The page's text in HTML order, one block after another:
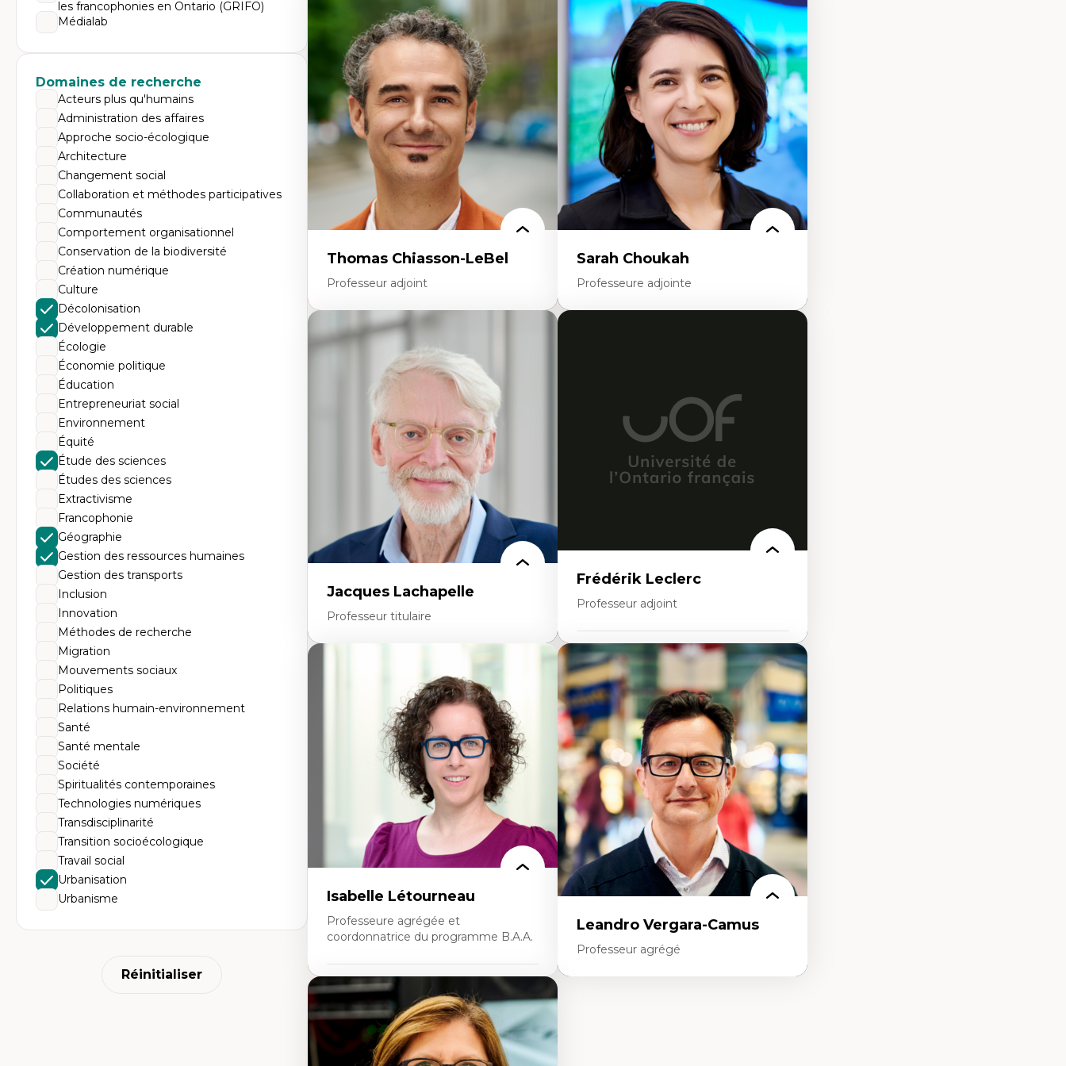
les francophonies en Ontario (GRIFO)
Médialab
Domaines de recherche
Acteurs plus qu'humains
Administration des affaires
Approche socio-écologique
Architecture
Changement social
Collaboration et méthodes participatives
Communautés
Comportement organisationnel
Conservation de la biodiversité
Création numérique
Culture
Décolonisation
Développement durable
Écologie
Économie politique
Éducation
Entrepreneuriat social
Environnement
Équité
Étude des sciences
Études des sciences
Extractivisme
Francophonie
Géographie
Gestion des ressources humaines
Gestion des transports
Inclusion
Innovation
Méthodes de recherche
Migration
Mouvements sociaux
Politiques
Relations humain-environnement
Santé
Santé mentale
Société
Spiritualités contemporaines
Technologies numériques
Transdisciplinarité
Transition socioécologique
Travail social
Urbanisation
Urbanisme
Réinitialiser
Discours sur la ville et représentations
Mosquées, formes et usages au Canada
Reconnaissance et représentations des
communautés immigrantes dans l'espace
urbain
Design architectural et urbain
Patrimoine et patrimonialisation
Études postcoloniales et décolonisation des
savoirs
Expertises
Économie circulaire
Modèles d’affaires durables
Histoire des faits économiques
Gestion durable des ressources naturelles
Écologie industrielle
Aménagement durable du territoire
Développement régional
Coopératives
Télétravail en milieu rural francophone
Transition socio-écologique
Thomas Chiasson-LeBel
Professeur adjoint
Expertises
Théories du développement
Économie politique comparée
Élites économiques
Sociologie économique
Classes sociales
Mouvements sociaux
Théories de l’État
Sarah Choukah
Professeure adjointe
Bioart, programmation et électronique
Histoire sociale et culturelle des
technologies numériques
Internet des objets
Métavers
Problématiques relatives à l’intelligence
Jacques Lachapelle
Professeur titulaire
Histoire de l'architecture et de la ville,
notamment au Canada
Théorie et pratiques en conservation de
l'environnement bâti
Conception de projet en milieu existant
Analyse critique en architecture et
enseignement du design architectural et
Frédérik Leclerc
Professeur adjoint
Expertises
Théories et pratiques de l’urbanisme
Urbanisme durable
Histoire de l’urbanisme
Théories sur la
territorialité/territorialisation
Isabelle Létourneau
Professeure agrégée et
coordonnatrice du programme B.A.A.
Expertises
Conciliation travail-vie personnelle
Gestion des ressources humaines
(attraction et fidélisation de la main-
d’œuvre)
Responsabilité sociale des organisations
Leandro Vergara-Camus
Professeur agrégé